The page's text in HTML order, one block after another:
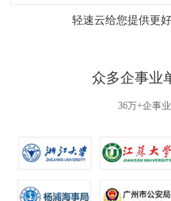
轻速云给您提供更
众多企事业
36万+企事